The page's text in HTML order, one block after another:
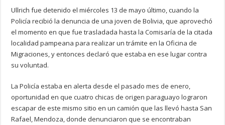
Ullrich fue detenido el miércoles 13 de mayo último, cuando la
Policía recibió la denuncia de una joven de Bolivia, que aprovechó
el momento en que fue trasladada hasta la Comisaría de la citada
localidad pampeana para realizar un trámite en la Oficina de
Migraciones, y entonces declaró que estaba en ese lugar contra
su voluntad.
La Policía estaba en alerta desde el pasado mes de enero,
oportunidad en que cuatro chicas de origen paraguayo lograron
escapar de este mismo sitio en un camión que las llevó hasta San
Rafael, Mendoza, donde denunciaron que se encontraban